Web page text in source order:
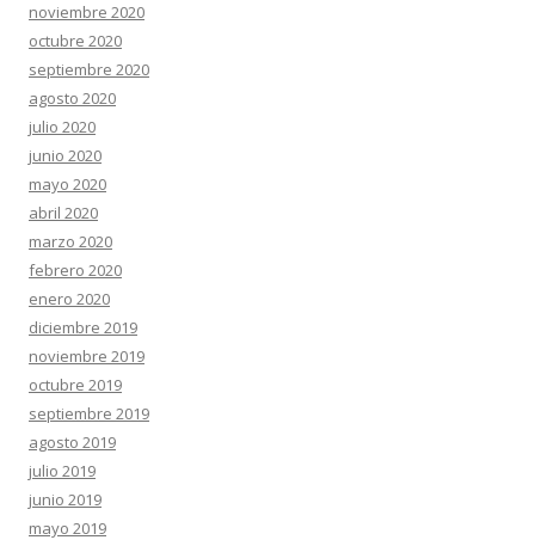
noviembre 2020
octubre 2020
septiembre 2020
agosto 2020
julio 2020
junio 2020
mayo 2020
abril 2020
marzo 2020
febrero 2020
enero 2020
diciembre 2019
noviembre 2019
octubre 2019
septiembre 2019
agosto 2019
julio 2019
junio 2019
mayo 2019